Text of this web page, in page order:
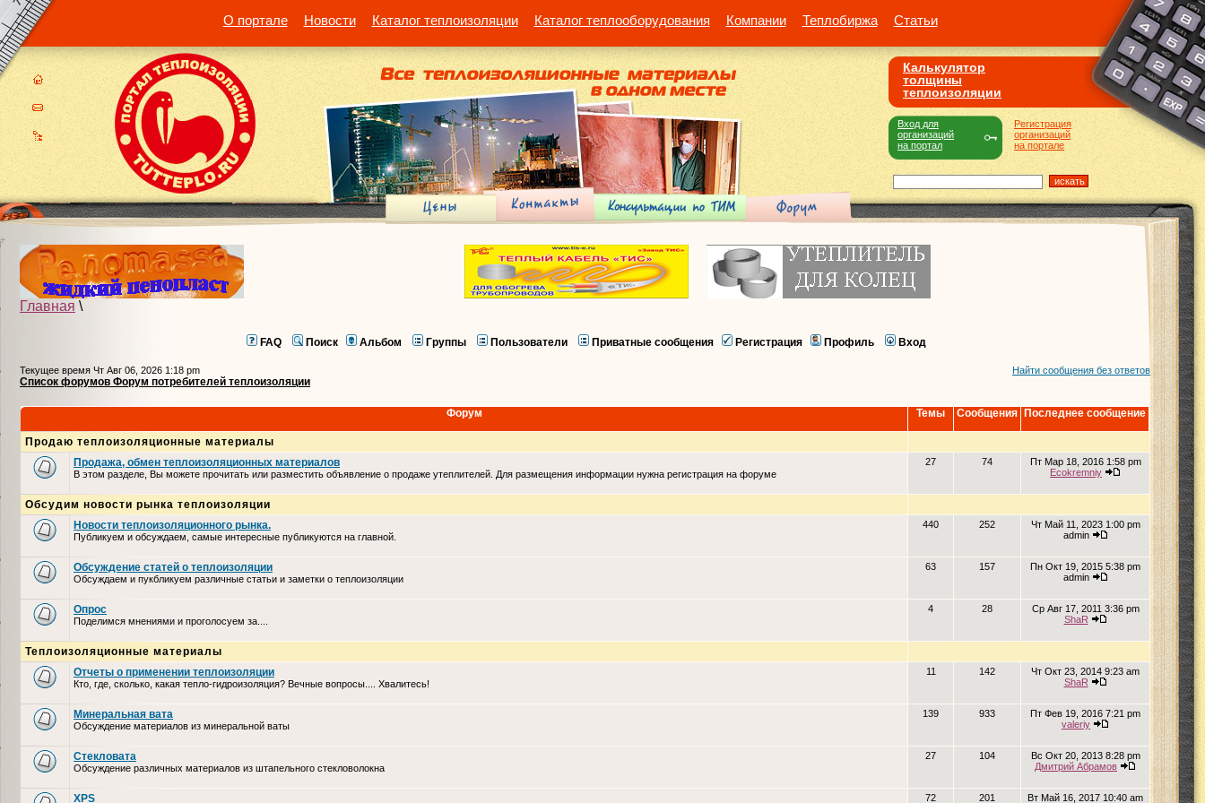
О портале Новости Каталог теплоизоляции Каталог теплооборудования Компании Теплобиржа Статьи
Калькулятор
толщины
теплоизоляции
Регистрация
организаций
на портале
Вход для
организаций
на портал
Главная \
FAQ Поиск Альбом Группы Пользователи Приватные сообщения Регистрация Профиль Вход
Текущее время Чт Авг 06, 2026 1:18 pm
Список форумов Форум потребителей теплоизоляции
Найти сообщения без ответов
Форум Темы Сообщения Последнее сообщение
Продаю теплоизоляционные материалы
Продажа, обмен теплоизоляционных материалов
В этом разделе, Вы можете прочитать или разместить объявление о продаже утеплителей. Для размещения информации нужна регистрация на форуме
27 74
Пт Мар 18, 2016 1:58 pm
Ecokremniy
Обсудим новости рынка теплоизоляции
Новости теплоизоляционного рынка.
Публикуем и обсуждаем, самые интересные публикуются на главной.
440 252
Чт Май 11, 2023 1:00 pm
admin
Обсуждение статей о теплоизоляции
Обсуждаем и пукбликуем различные статьи и заметки о теплоизоляции
63 157
Пн Окт 19, 2015 5:38 pm
admin
Опрос
Поделимся мнениями и проголосуем за....
4 28
Ср Авг 17, 2011 3:36 pm
ShaR
Теплоизоляционные материалы
Отчеты о применении теплоизоляции
Кто, где, сколько, какая тепло-гидроизоляция? Вечные вопросы.... Хвалитесь!
11 142
Чт Окт 23, 2014 9:23 am
ShaR
Минеральная вата
Обсуждение материалов из минеральной ваты
139 933
Пт Фев 19, 2016 7:21 pm
valeriy
Стекловата
Обсуждение различных материалов из штапельного стекловолокна
27 104
Вс Окт 20, 2013 8:28 pm
Дмитрий Абрамов
XPS 72 201 Вт Май 16, 2017 10:40 am